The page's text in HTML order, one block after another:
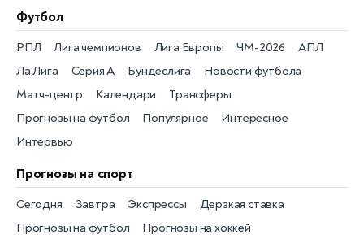
Футбол
Новости футбола
РПЛ
Матч-центр
Лига чемпионов
Календари
Лига Европы
Трансферы
ЧМ-2026
Прогнозы на футбол
АПЛ
Популярное
Ла Лига
Интересное
Серия А
Интервью
Бундеслига
Прогнозы на спорт
Прогнозы на футбол
Сегодня
Прогнозы на хоккей
Завтра Экспрессы Дерзкая ставка